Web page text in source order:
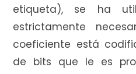
etiqueta), se ha
estrictamente
coeficiente está
de bits que le es